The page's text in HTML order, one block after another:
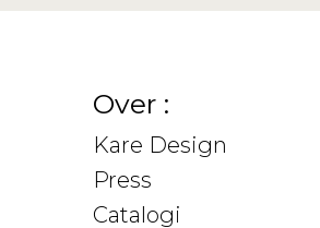
Over :
Kare Design
Press
Catalogi